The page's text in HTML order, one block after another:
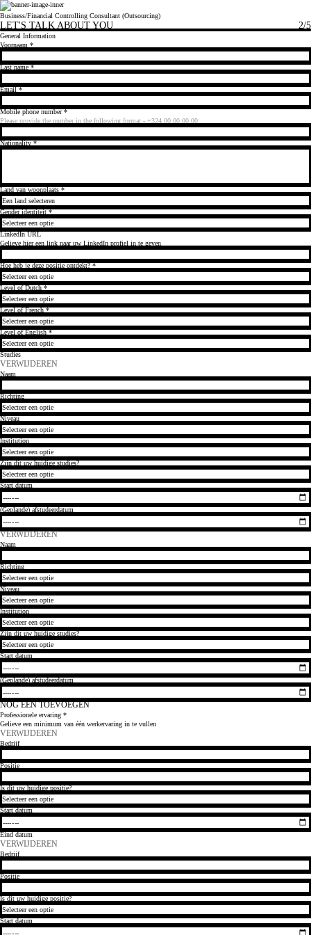
Business/Financial Controlling Consultant (Outsourcing)
LET'S TALK ABOUT YOU 2/5
General Information
Voornaam *
Last name*
Email*
Mobile phone number*
Please provide the number in the following format - +324 00 00 00 00
Nationality*
Land van woonplaats*
Gender identiteit*
LinkedIn URL
Gelieve hier een link naar uw LinkedIn profiel in te geven
Hoe heb je deze positie ontdekt?*
Level of Dutch*
Level of French*
Level of English*
Studies
VERWIJDEREN
VERWIJDEREN
NOG ÉÉN TOEVOEGEN
Professionele ervaring *
Gelieve een minimum van één werkervaring in te vullen
VERWIJDEREN
VERWIJDEREN